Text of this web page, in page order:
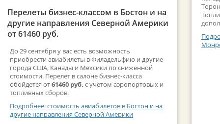
Перелеты бизнес-классом в Бостон и на
другие направления Северной Америки
от 61460 руб.
До 29 сентября у вас есть возможность
приобрести авиабилеты в Филадельфию и другие
города США, Канады и Мексики по сниженной
стоимости. Перелет в салоне бизнес-класса
обойдется от61460 руб. с учетом аэропортовых и
топливных сборов.
Подробнее: стоимость авиабилетов в Бостон и на
другие направления Северной Америки